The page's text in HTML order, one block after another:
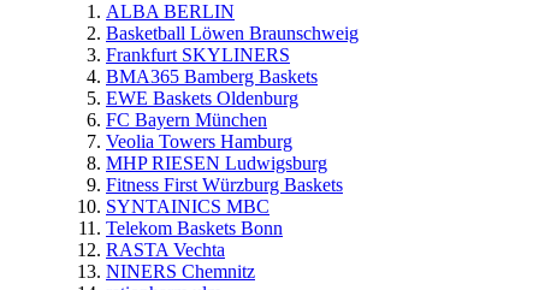
ALBA BERLIN
Basketball Löwen Braunschweig
Frankfurt SKYLINERS
BMA365 Bamberg Baskets
EWE Baskets Oldenburg
FC Bayern München
Veolia Towers Hamburg
MHP RIESEN Ludwigsburg
Fitness First Würzburg Baskets
SYNTAINICS MBC
Telekom Baskets Bonn
RASTA Vechta
NINERS Chemnitz